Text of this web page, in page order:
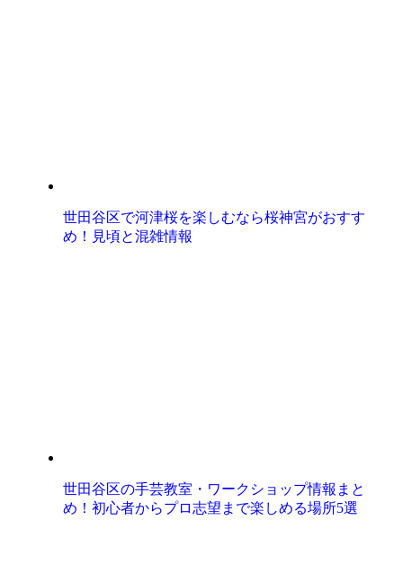
世田谷区で河津桜を楽しむなら桜神宮がおすす
め！見頃と混雑情報
世田谷区の手芸教室・ワークショップ情報まと
め！初心者からプロ志望まで楽しめる場所5選